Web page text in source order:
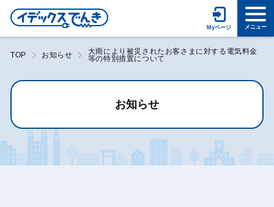
TOP お知らせ
大雨により被災されたお客さまに対する電気料金
等の特別措置について
お知らせ